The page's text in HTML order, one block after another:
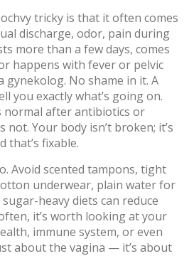
tricky is that it often comes
discharge, odor, pain during
more than a few days, comes
happens with fever or pelvic
gynekolog. No shame in it. A
you exactly what’s going on.
normal after antibiotics or
Your body isn’t broken; it’s
that’s fixable.
Avoid scented tampons, tight
underwear, plain water for
heavy diets can reduce
it’s worth looking at your
immune system, or even
about the vagina — it’s about